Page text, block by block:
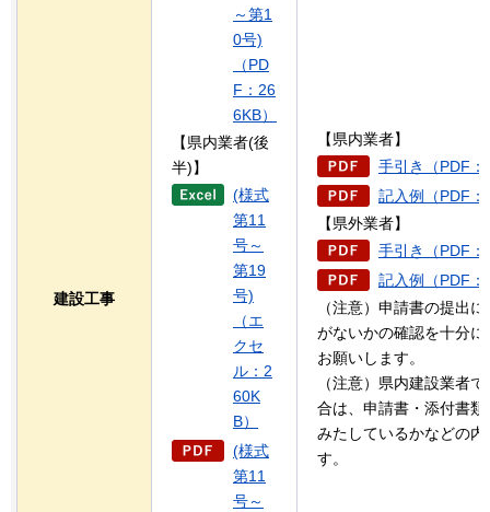
建設工事
～第1
0号)
（PD
F：26
6KB）
【県内業者(後
半)】
(様式
第11
号～
第19
号)
（エ
クセ
ル：2
60K
B）
(様式
第11
号～
【県内業者】
手引き（PDF：
記入例（PDF：
【県外業者】
手引き（PDF：
記入例（PDF：
（注意）申請書の提出
がないかの確認を十分
お願いします。
（注意）県内建設業者
合は、申請書・添付書
みたしているかなどの
す。